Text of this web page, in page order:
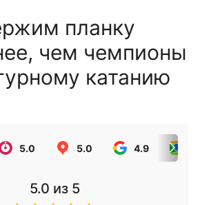
планку
чем чемпионы
катанию
5.0 5.0 4.9
5.0 из 5